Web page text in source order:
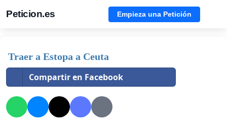
Peticion.es Empieza una Petición
Traer a Estopa a Ceuta
Compartir en Facebook